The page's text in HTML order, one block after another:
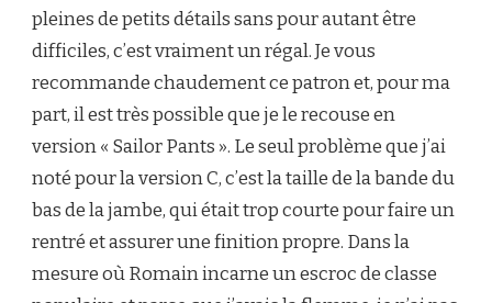
pleines de petits détails sans pour autant être
difficiles, c’est vraiment un régal. Je vous
recommande chaudement ce patron et, pour ma
part, il est très possible que je le recouse en
version « Sailor Pants ». Le seul problème que j’ai
noté pour la version C, c’est la taille de la bande du
bas de la jambe, qui était trop courte pour faire un
rentré et assurer une finition propre. Dans la
mesure où Romain incarne un escroc de classe